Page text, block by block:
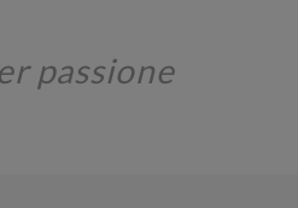
passione